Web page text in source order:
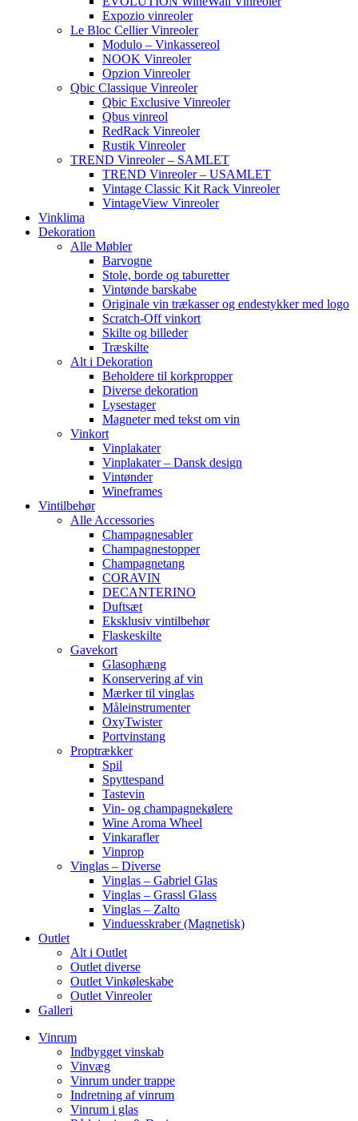
Expozio vinreoler
Le Bloc Cellier Vinreoler
Modulo – Vinkassereol
NOOK Vinreoler
Opzion Vinreoler
Qbic Classique Vinreoler
Qbic Exclusive Vinreoler
Qbus vinreol
RedRack Vinreoler
Rustik Vinreoler
TREND Vinreoler – SAMLET
TREND Vinreoler – USAMLET
Vintage Classic Kit Rack Vinreoler
VintageView Vinreoler
Vinklima
Dekoration
Alle Møbler
Barvogne
Stole, borde og taburetter
Vintønde barskabe
Originale vin trækasser og endestykker med logo
Scratch-Off vinkort
Skilte og billeder
Træskilte
Alt i Dekoration
Beholdere til korkpropper
Diverse dekoration
Lysestager
Magneter med tekst om vin
Vinkort
Vinplakater
Vinplakater – Dansk design
Vintønder
Wineframes
Vintilbehør
Alle Accessories
Champagnesabler
Champagnestopper
Champagnetang
CORAVIN
DECANTERINO
Duftsæt
Eksklusiv vintilbehør
Flaskeskilte
Gavekort
Glasophæng
Konservering af vin
Mærker til vinglas
Måleinstrumenter
OxyTwister
Portvinstang
Proptrækker
Spil
Spyttespand
Tastevin
Vin- og champagnekølere
Wine Aroma Wheel
Vinkarafler
Vinprop
Vinglas – Diverse
Vinglas – Gabriel Glas
Vinglas – Grassl Glass
Vinglas – Zalto
Vinduesskraber (Magnetisk)
Outlet
Alt i Outlet
Outlet diverse
Outlet Vinkøleskabe
Outlet Vinreoler
Galleri
Vinrum
Indbygget vinskab
Vinvæg
Vinrum under trappe
Indretning af vinrum
Vinrum i glas